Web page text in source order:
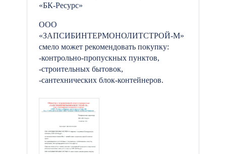
«БК-Ресурс»
ООО
«ЗАПСИБИНТЕРМОНОЛИТСТРОЙ-М»
смело может рекомендовать покупку:
-контрольно-пропускных пунктов,
-строительных бытовок,
-сантехнических блок-контейнеров.